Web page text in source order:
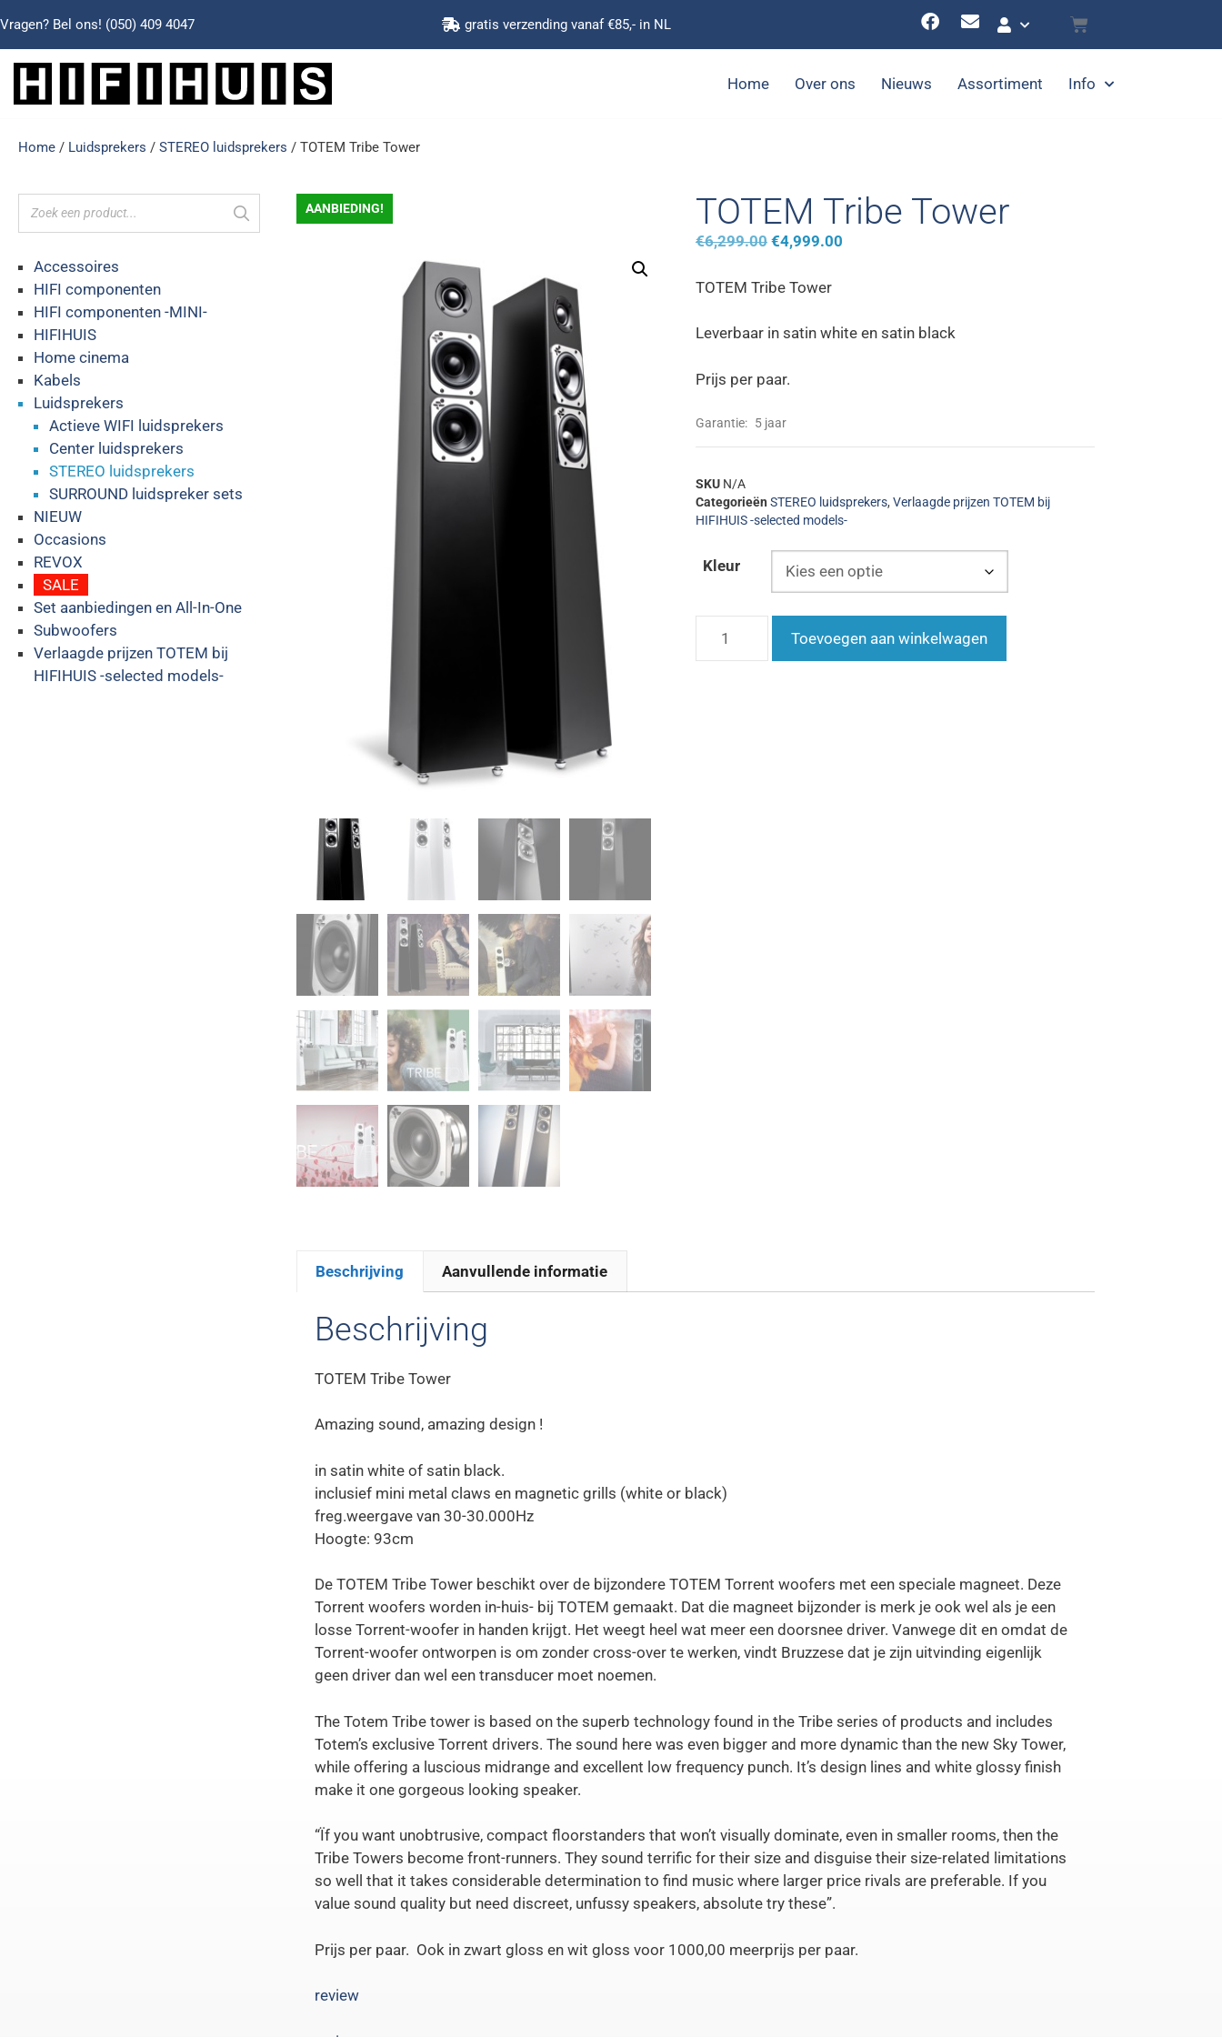
Vragen? Bel ons! (050) 409 4047 gratis verzending vanaf €85,- in NL
Home Over ons Nieuws Assortiment Info
Home / Luidsprekers / STEREO luidsprekers / TOTEM Tribe Tower
Accessoires
HIFI componenten
HIFI componenten -MINI-
HIFIHUIS
Home cinema
Kabels
Luidsprekers
Actieve WIFI luidsprekers
Center luidsprekers
STEREO luidsprekers
SURROUND luidspreker sets
NIEUW
Occasions
REVOX
SALE
Set aanbiedingen en All-In-One
Subwoofers
Verlaagde prijzen TOTEM bij
HIFIHUIS -selected models-
AANBIEDING! TOTEM Tribe Tower
€6,299.00 €4,999.00
TOTEM Tribe Tower
Leverbaar in satin white en satin black
Prijs per paar.
Garantie: 5 jaar
SKU N/A
Categorieën STEREO luidsprekers, Verlaagde prijzen TOTEM bij
HIFIHUIS -selected models-
Kleur
Toevoegen aan winkelwagen
Beschrijving Aanvullende informatie
Beschrijving
TOTEM Tribe Tower
Amazing sound, amazing design !
in satin white of satin black.
inclusief mini metal claws en magnetic grills (white or black)
freg.weergave van 30-30.000Hz
Hoogte: 93cm
De TOTEM Tribe Tower beschikt over de bijzondere TOTEM Torrent woofers met een speciale magneet. Deze
Torrent woofers worden in-huis- bij TOTEM gemaakt. Dat die magneet bijzonder is merk je ook wel als je een
losse Torrent-woofer in handen krijgt. Het weegt heel wat meer een doorsnee driver. Vanwege dit en omdat de
Torrent-woofer ontworpen is om zonder cross-over te werken, vindt Bruzzese dat je zijn uitvinding eigenlijk
geen driver dan wel een transducer moet noemen.
The Totem Tribe tower is based on the superb technology found in the Tribe series of products and includes
Totem’s exclusive Torrent drivers. The sound here was even bigger and more dynamic than the new Sky Tower,
while offering a luscious midrange and excellent low frequency punch. It’s design lines and white glossy finish
make it one gorgeous looking speaker.
“Ïf you want unobtrusive, compact floorstanders that won’t visually dominate, even in smaller rooms, then the
Tribe Towers become front-runners. They sound terrific for their size and disguise their size-related limitations
so well that it takes considerable determination to find music where larger price rivals are preferable. If you
value sound quality but need discreet, unfussy speakers, absolute try these”.
Prijs per paar. Ook in zwart gloss en wit gloss voor 1000,00 meerprijs per paar.
review